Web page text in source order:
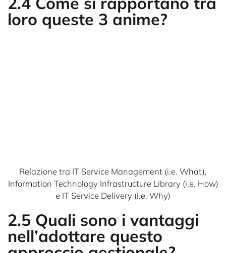
loro queste 3 anime?
Allineamento ottimale agli obiettivi aziendali
Un migliore allineamento agli obiettivi aziendali
garantisce che le azioni IT supportino la
rendendo l’IT un partner strategico anziché
una funzione di supporto.
Miglior utilizzo delle risorse